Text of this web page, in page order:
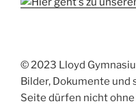
© 2023 Lloyd
Bilder, Dokumente
Seite dürfen nicht